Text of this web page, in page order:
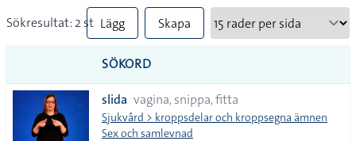
Sökresultat: 2 st Lägg
till
alla i
lista
Skapa
SÖKORD
slida vagina, snippa, fitta
Sjukvård > kroppsdelar och kroppsegna ämnen
Sex och samlevnad